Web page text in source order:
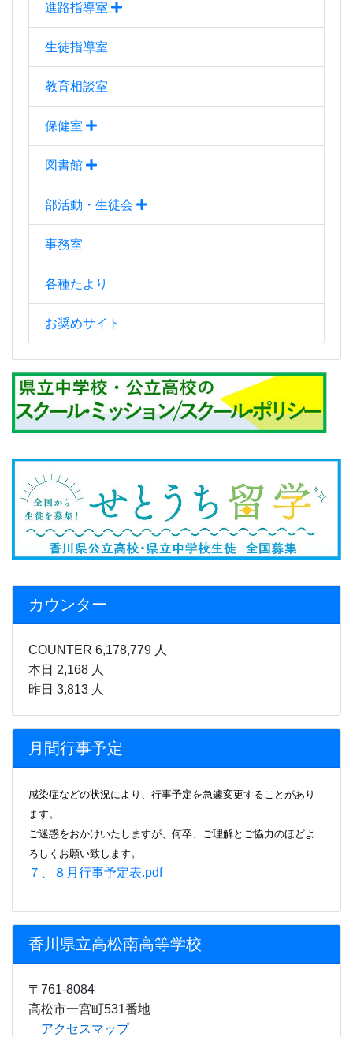
進路指導室
生徒指導室
教育相談室
保健室
図書館
部活動・生徒会
事務室
各種たより
お奨めサイト
カウンター
COUNTER 6,178,779 人
本日 2,168 人
昨日 3,813 人
月間行事予定
感染症などの状況により、行事予定を急遽変更することがあり
ます。
ご迷惑をおかけいたしますが、何卒、ご理解とご協力のほどよ
ろしくお願い致します。
７、８月行事予定表.pdf
香川県立高松南高等学校
〒761-8084
高松市一宮町531番地
アクセスマップ